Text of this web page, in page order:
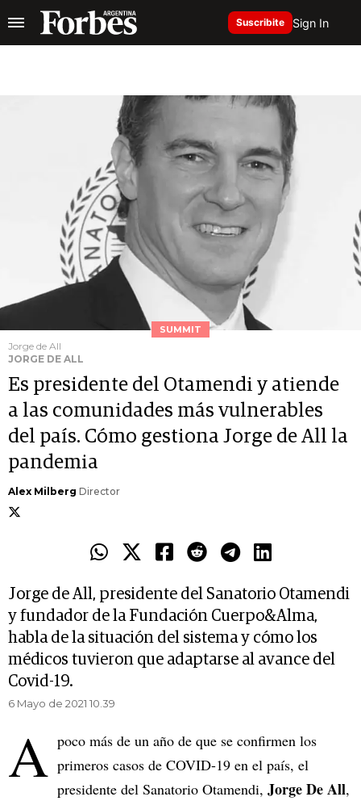
Suscribite Sign In
SUMMIT
Jorge de All
JORGE DE ALL
Es presidente del Otamendi y atiende
a las comunidades más vulnerables
del país. Cómo gestiona Jorge de All la
pandemia
Alex Milberg Director
Jorge de All, presidente del Sanatorio Otamendi
y fundador de la Fundación Cuerpo&Alma,
habla de la situación del sistema y cómo los
médicos tuvieron que adaptarse al avance del
Covid-19.
6 Mayo de 2021 10.39
A poco más de un año de que se confirmen los
primeros casos de COVID-19 en el país, el
presidente del Sanatorio Otamendi, Jorge De All,